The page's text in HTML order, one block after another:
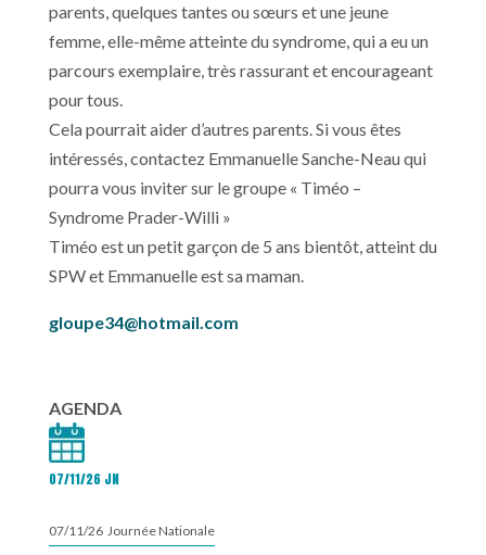
parents, quelques tantes ou sœurs et une jeune
femme, elle-même atteinte du syndrome, qui a eu un
parcours exemplaire, très rassurant et encourageant
pour tous.
Cela pourrait aider d’autres parents. Si vous êtes
intéressés, contactez Emmanuelle Sanche-Neau qui
pourra vous inviter sur le groupe « Timéo –
Syndrome Prader-Willi »
Timéo est un petit garçon de 5 ans bientôt, atteint du
SPW et Emmanuelle est sa maman.
gloupe34@hotmail.com
AGENDA
07/11/26 JN
07/11/26 Journée Nationale